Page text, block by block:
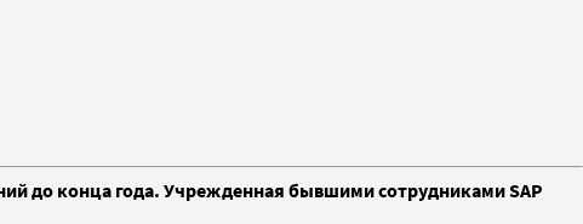
до конца года. Учрежденная бывшими сотрудниками SAP